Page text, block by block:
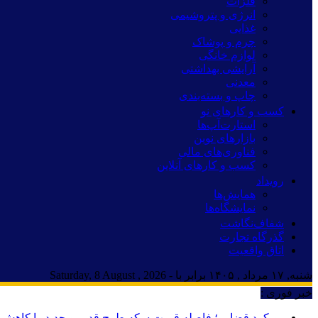
انرژی و پتروشیمی
غذایی
چرم و پوشاک
لوازم خانگی
آرایشی بهداشتی
معدنی
چاپ و بسته‌بندی
کسب و کارهای نو
استارت‌آپ‌ها
بازارهای نوین
فناوری‌های مالی
کسب و کارهای آنلاین
رویداد
همایش‌ها
نمایشگاه‌ها
شفاف‌نگاشت
گذرگاه تجارت
اتاق واقعیت
شنبه, ۱۷ مرداد , ۱۴۰۵ برابر با - Saturday, 8 August , 2026
خبر فوری :